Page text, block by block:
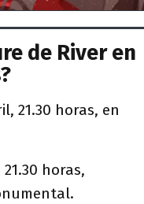
de River en
21.30 horas, en
horas,